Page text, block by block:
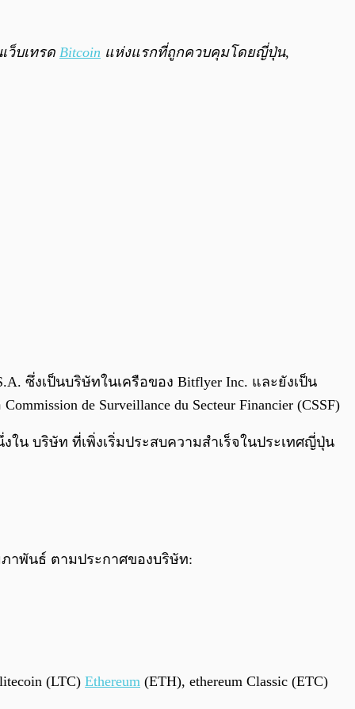
ว็บเทรด Bitcoin แห่งแรกที่ถูกควบคุมโดยญี่ปุ่น,
ซึ่งเป็นบริษัทในเครือของ Bitflyer Inc. และยังเป็น
de Surveillance du Secteur Financier (CSSF)
งใน บริษัท ที่เพิ่งเริ่มประสบความสำเร็จในประเทศญี่ปุ่น
ภาพันธ์ ตามประกาศของบริษัท:
(LTC) Ethereum (ETH), ethereum Classic (ETC)